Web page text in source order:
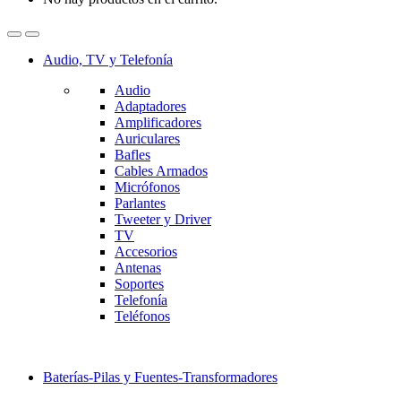
Audio, TV y Telefonía
Audio
Adaptadores
Amplificadores
Auriculares
Bafles
Cables Armados
Micrófonos
Parlantes
Tweeter y Driver
TV
Accesorios
Antenas
Soportes
Telefonía
Teléfonos
Baterías-Pilas y Fuentes-Transformadores